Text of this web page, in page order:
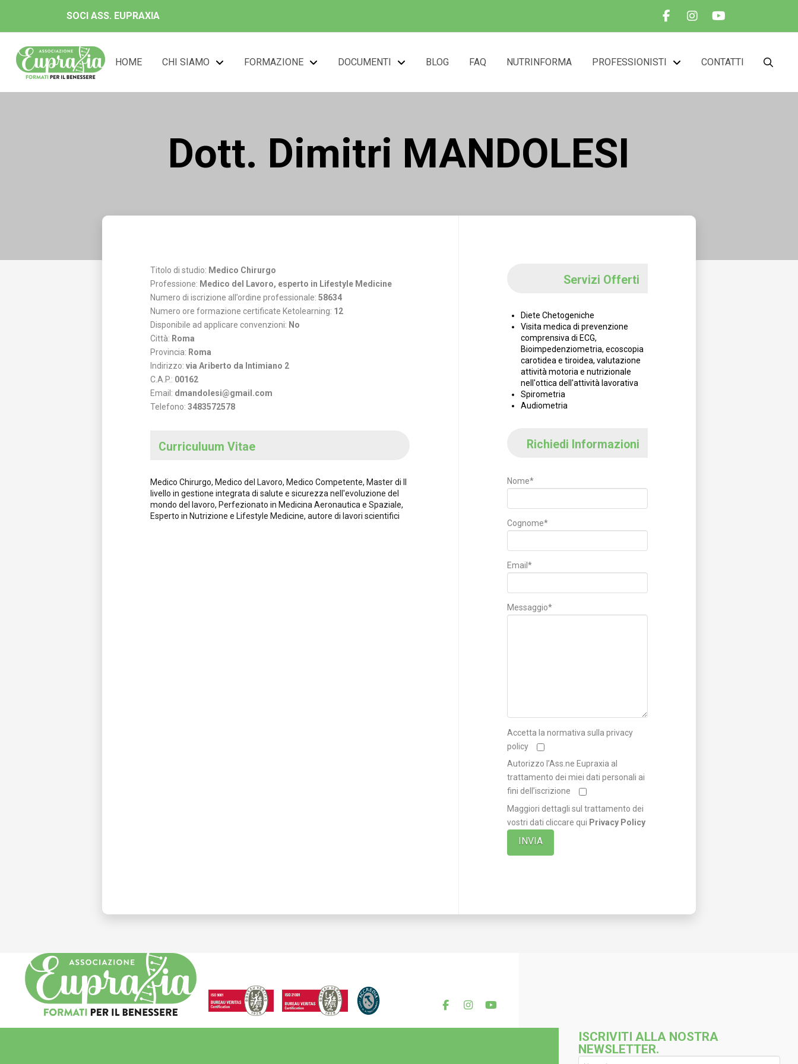
SOCI ASS. EUPRAXIA
HOME CHI SIAMO FORMAZIONE DOCUMENTI BLOG FAQ NUTRINFORMA PROFESSIONISTI CONTATTI
Dott. Dimitri MANDOLESI
Titolo di studio: Medico Chirurgo
Professione: Medico del Lavoro, esperto in Lifestyle Medicine
Numero di iscrizione all’ordine professionale:58634
Numero ore formazione certificate Ketolearning: 12
Disponibile ad applicare convenzioni: No
Città: Roma
Provincia: Roma
Indirizzo:via Ariberto da Intimiano 2
C.A.P.: 00162
Email: dmandolesi@gmail.com
Telefono:3483572578
Curriculuum Vitae
Medico Chirurgo, Medico del Lavoro, Medico Competente, Master di II
livello in gestione integrata di salute e sicurezza nell'evoluzione del
mondo del lavoro, Perfezionato in Medicina Aeronautica e Spaziale,
Esperto in Nutrizione e Lifestyle Medicine, autore di lavori scientifici
Servizi Offerti
Diete Chetogeniche
Visita medica di prevenzione
comprensiva di ECG,
Bioimpedenziometria, ecoscopia
carotidea e tiroidea, valutazione
attività motoria e nutrizionale
nell'ottica dell'attività lavorativa
Spirometria
Audiometria
Richiedi Informazioni
Nome*
Cognome*
Email*
Messaggio*
Accetta la normativa sulla privacy
policy
Autorizzo l’Ass.ne Eupraxia al
trattamento dei miei dati personali ai
fini dell’iscrizione
Maggiori dettagli sul trattamento dei
vostri dati cliccare qui Privacy Policy
ISCRIVITI ALLA NOSTRA
NEWSLETTER.